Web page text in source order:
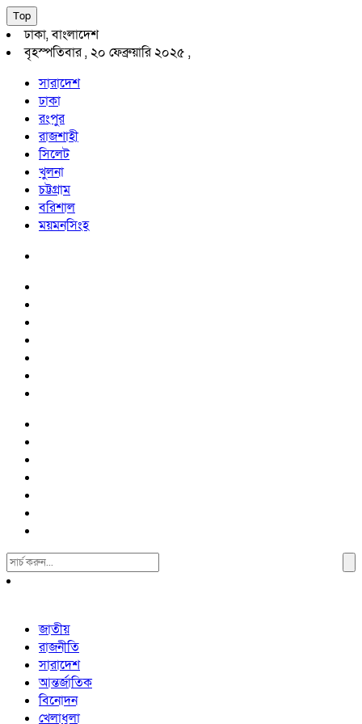
Top
ঢাকা, বাংলাদেশ
বৃহস্পতিবার , ২০ ফেব্রুয়ারি ২০২৫ ,
সারাদেশ
ঢাকা
রংপুর
রাজশাহী
সিলেট
খুলনা
চট্টগ্রাম
বরিশাল
ময়মনসিংহ
Search
For:
জাতীয়
রাজনীতি
সারাদেশ
আন্তর্জাতিক
বিনোদন
খেলাধুলা